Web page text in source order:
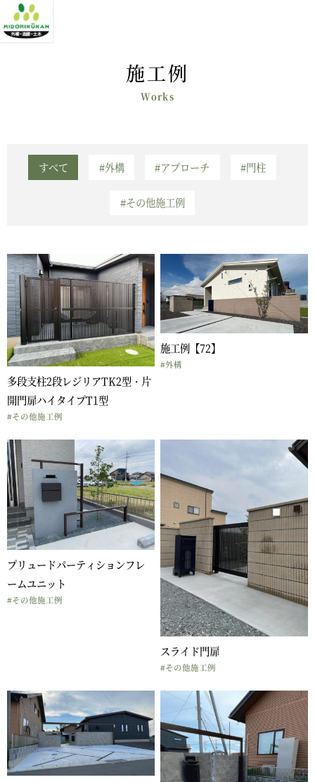
施工例
すべて #外構 #アプローチ #門柱
#その他施工例
多段支柱2段レジリアTK2型・片
開門扉ハイタイプT1型
#その他施工例
施工例【72】
#外構
プリュードパーティションフレ
ームユニット
#その他施工例
スライド門扉
#その他施工例